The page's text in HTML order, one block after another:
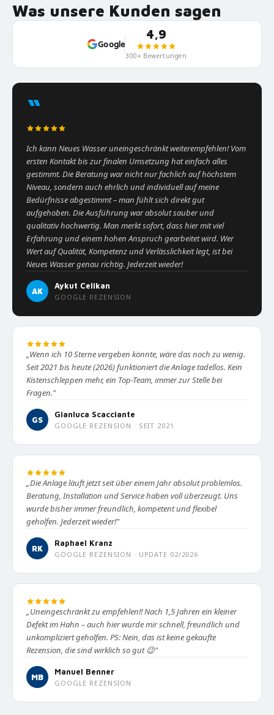
Was unsere Kunden sagen
Google
4,9
300+ Bewertungen
“
Ich kann Neues Wasser uneingeschränkt weiterempfehlen! Vom
ersten Kontakt bis zur finalen Umsetzung hat einfach alles
gestimmt. Die Beratung war nicht nur fachlich auf höchstem
Niveau, sondern auch ehrlich und individuell auf meine
Bedürfnisse abgestimmt – man fühlt sich direkt gut
aufgehoben. Die Ausführung war absolut sauber und
qualitativ hochwertig. Man merkt sofort, dass hier mit viel
Erfahrung und einem hohen Anspruch gearbeitet wird. Wer
Wert auf Qualität, Kompetenz und Verlässlichkeit legt, ist bei
Neues Wasser genau richtig. Jederzeit wieder!
AK
Aykut Celikan
GOOGLE REZENSION
„Wenn ich 10 Sterne vergeben könnte, wäre das noch zu wenig.
Seit 2021 bis heute (2026) funktioniert die Anlage tadellos. Kein
Kistenschleppen mehr, ein Top-Team, immer zur Stelle bei
Fragen."
GS
Gianluca Scacciante
GOOGLE REZENSION · SEIT 2021
„Die Anlage läuft jetzt seit über einem Jahr absolut problemlos.
Beratung, Installation und Service haben voll überzeugt. Uns
wurde bisher immer freundlich, kompetent und flexibel
geholfen. Jederzeit wieder!"
RK
Raphael Kranz
GOOGLE REZENSION · UPDATE 02/2026
„Uneingeschränkt zu empfehlen!! Nach 1,5 Jahren ein kleiner
Defekt im Hahn – auch hier wurde mir schnell, freundlich und
unkompliziert geholfen. PS: Nein, das ist keine gekaufte
Rezension, die sind wirklich so gut 😉"
MB
Manuel Benner
GOOGLE REZENSION